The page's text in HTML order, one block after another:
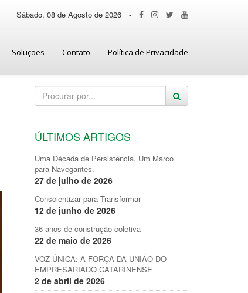
Sábado, 08 de Agosto de 2026 -
Soluções Contato Política de Privacidade
ÚLTIMOS ARTIGOS
Uma Década de Persistência. Um Marco
para Navegantes.
27 de julho de 2026
Conscientizar para Transformar
12 de junho de 2026
36 anos de construção coletiva
22 de maio de 2026
VOZ ÚNICA: A FORÇA DA UNIÃO DO
EMPRESARIADO CATARINENSE
2 de abril de 2026